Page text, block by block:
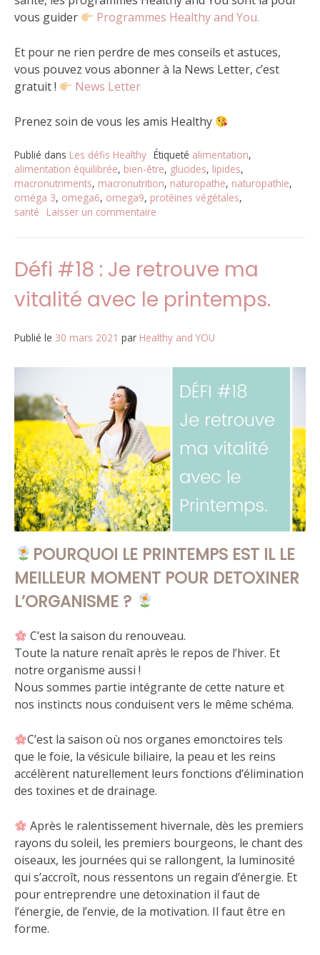
vous guider
Programmes Healthy and You.
Et pour ne rien perdre de mes conseils et astuces,
vous pouvez vous abonner à la News Letter, c’est
gratuit !
News Letter
Prenez soin de vous les amis Healthy
Publié dans Les défis Healthy Étiqueté alimentation,
alimentation équilibrée, bien-être, glucides, lipides,
macronutriments, macronutrition, naturopathe, naturopathie,
oméga 3, omega6, omega9, protéines végétales,
santé
Laisser un commentaire
Je
des
macro
de
Défi #18 : Je retrouve ma
vitalité avec le printemps.
Publié le 30 mars 2021 par Healthy and YOU
POURQUOI LE PRINTEMPS EST IL LE
MEILLEUR MOMENT POUR DETOXINER
L’ORGANISME ?
C’est la saison du renouveau.
Toute la nature renaît après le repos de l’hiver. Et
notre organisme aussi !
Nous sommes partie intégrante de cette nature et
nos instincts nous conduisent vers le même schéma.
C’est la saison où nos organes emonctoires tels
que le foie, la vésicule biliaire, la peau et les reins
accélèrent naturellement leurs fonctions d’élimination
des toxines et de drainage.
Après le ralentissement hivernale, dès les premiers
rayons du soleil, les premiers bourgeons, le chant des
oiseaux, les journées qui se rallongent, la luminosité
qui s’accroît, nous ressentons un regain d’énergie. Et
pour entreprendre une detoxination il faut de
l’énergie, de l’envie, de la motivation. Il faut être en
forme.